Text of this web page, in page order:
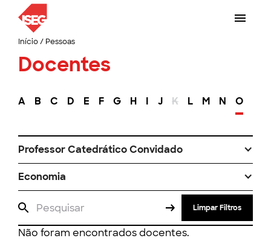
Início/ Pessoas
Docentes
A B C D E F G H I J K L M N O
Professor Catedrático Convidado
Economia
Limpar Filtros
Não foram encontrados docentes.